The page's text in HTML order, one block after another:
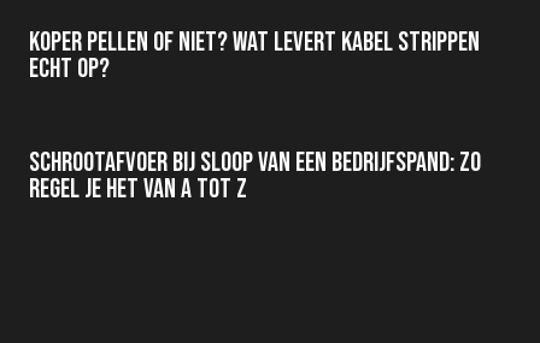
Koper pellen of niet? Wat levert kabel strippen
echt op?
Schrootafvoer bij sloop van een bedrijfspand: zo
regel je het van A tot Z